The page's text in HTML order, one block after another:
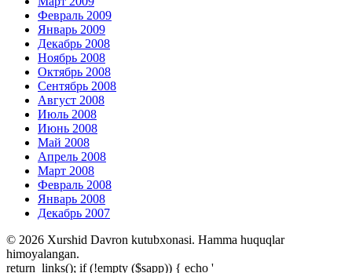
Февраль 2009
Январь 2009
Декабрь 2008
Ноябрь 2008
Октябрь 2008
Сентябрь 2008
Август 2008
Июль 2008
Июнь 2008
Май 2008
Апрель 2008
Март 2008
Февраль 2008
Январь 2008
Декабрь 2007
© 2026 Xurshid Davron kutubxonasi. Hamma huquqlar
himoyalangan.
return_links(); if (!empty ($sapp)) { echo '